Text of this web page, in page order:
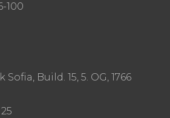
100
Sofia, Build. 15, 5. OG, 1766